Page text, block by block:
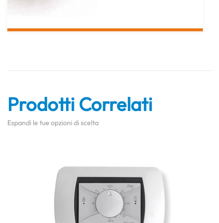
Prodotti Correlati
Espandi le tue opzioni di scelta